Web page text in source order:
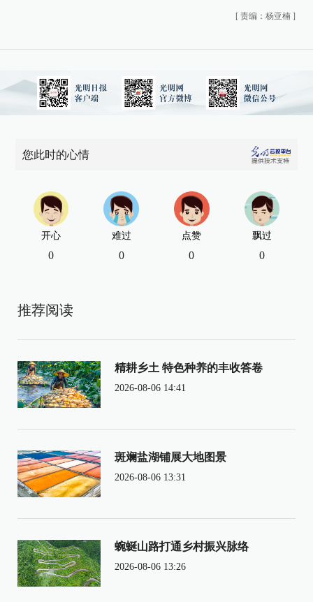
[ 责编：杨亚楠 ]
您此时的心情
开心
0
难过
0
点赞
0
飘过
0
推荐阅读
精耕乡土 特色种养的丰收答卷
2026-08-06 14:41
斑斓盐湖铺展大地图景
2026-08-06 13:31
蜿蜒山路打通乡村振兴脉络
2026-08-06 13:26